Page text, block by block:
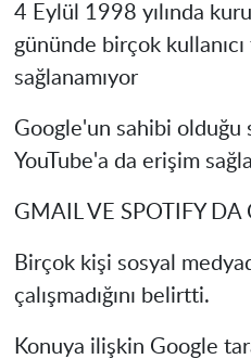
4 Eylül 1998 yılında
gününde birçok
sağlanamıyor
Google'un sahibi olduğu
YouTube'a da erişim
GMAIL VE SPOTIFY DA
Birçok kişi sosyal
çalışmadığını belirtti.
Konuya ilişkin Google